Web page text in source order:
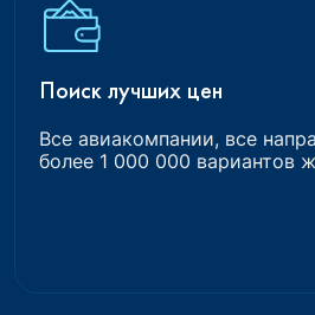
Поиск лучших цен
Все авиакомпании, все
более 1 000 000 вариантов